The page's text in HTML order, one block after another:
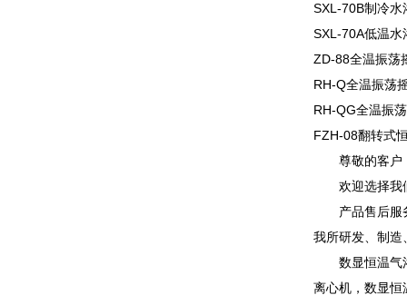
SXL-70B制冷水
SXL-70A低温水
ZD-88全温振荡
RH-Q全温振荡
RH-QG全温振
FZH-08翻转式
尊敬的客户
欢迎选择我
产品售后服
我所研发、制造
数显恒温气
离心机，数显恒